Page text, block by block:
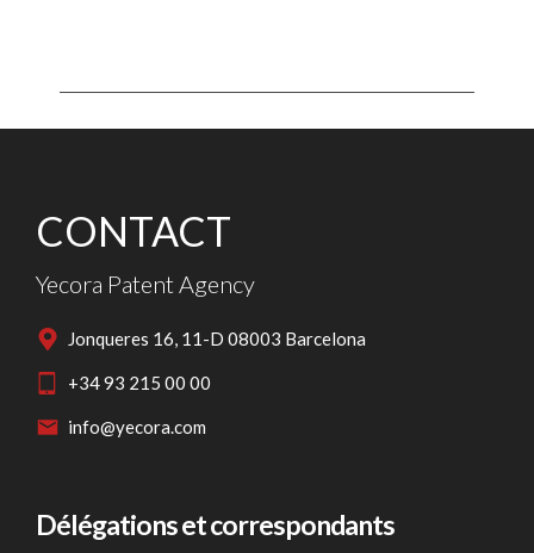
CONTACT
Yecora Patent Agency
Jonqueres 16, 11-D 08003 Barcelona
+34 93 215 00 00
info@yecora.com
Délégations et correspondants